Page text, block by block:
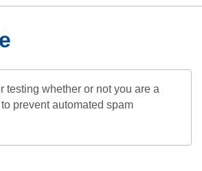
testing whether or not you are a
prevent automated spam